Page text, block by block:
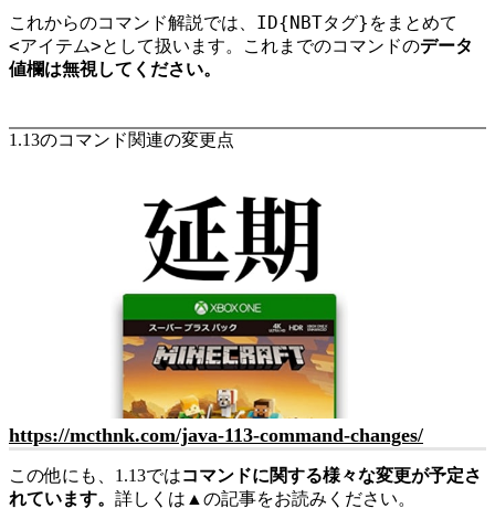
これからのコマンド解説では、 ID{NBTタグ} をまとめて
<アイテム>として扱います。これまでのコマンドのデータ
値欄は無視してください。
1.13のコマンド関連の変更点
https://mcthnk.com/java-113-command-changes/
この他にも、1.13ではコマンドに関する様々な変更が予定さ
れています。 詳しくは▲の記事をお読みください。